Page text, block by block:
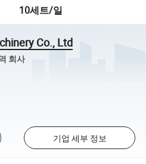
10세트/일
Co., Ltd
회사
기업 세부 정보